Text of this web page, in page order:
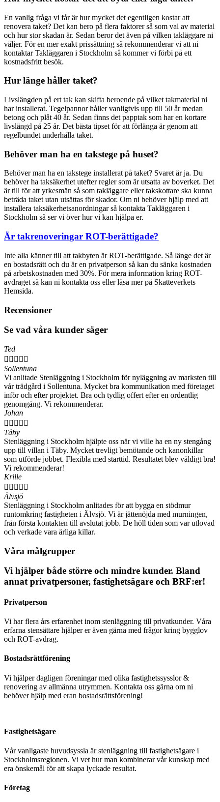
En vanlig fråga vi får är hur mycket det egentligen kostar att
renovera taket? Det kan bero på flera faktorer så som val av material
och hur stor skadan är. Sedan beror det även på vilken takläggare ni
väljer. För en mer exakt prissättning så rekommenderar vi att ni
kontaktar Takläggaren i Stockholm så kommer vi förbi på ett
kostnadsfritt besök.
Hur länge håller taket?
Livslängden på ert tak kan skifta beroende på vilket takmaterial ni
har installerat. Tegelpannor håller vanligtvis upp till 50 år medan
betong och plåt 40 år. Sedan finns det papptak som har en kortare
livslängd på 25 år. Det bästa tipset för att förlänga är genom att
regelbundet underhålla taket.
Behöver man ha en takstege på huset?
Behöver man ha en takstege installerat på taket? Svaret är ja. Du
behöver ha taksäkerhet utefter regler som är utsatta av boverket. Det
är till för att yrkesmän så som takläggare eller takskottare ska kunna
beträda taket utan utsättas för skador. Om ni behöver hjälp med att
installera taksäkerhetsanordningar så kontakta Takläggaren i
Stockholm så ser vi över hur vi kan hjälpa er.
Är takrenoveringar ROT-berättigade?
Inte alla känner till att takbyten är ROT-berättigade. Så länge det är
en bostadsrätt och du är en privatperson så kan du sänka kostnaden
på arbetskostnaden med 30%. För mera information kring ROT-
avdraget så kan ni kontakta oss eller läsa mer på Skatteverkets
Hemsida.
Recensioner
Se vad våra kunder säger
Ted
    
Sollentuna
Vi anlitade Stenläggning i Stockholm för nyläggning av marksten till
vår trädgård i Sollentuna. Mycket bra kommunikation med företaget
inför och efter projektet. Bra och tydlig offert efter en ordentlig
genomgång. Vi rekommenderar.
Johan
    
Täby
Stenläggning i Stockholm hjälpte oss när vi ville ha en ny stengång
upp till villan i Täby. Mycket trevligt bemötande och kanonkillar
som utförde jobbet. Flexibla med starttid. Resultatet blev väldigt bra!
Vi rekommenderar!
Krille
    
Älvsjö
Stenläggning i Stockholm anlitades för att bygga en stödmur
runtomkring fastigheten i Älvsjö. Vi är jättenöjda med murningen,
från första kontakten till avslutat jobb. De höll tiden som var utlovad
och verkade vara ärliga killar.
Våra målgrupper
Vi hjälper både större och mindre kunder. Bland
annat privatpersoner, fastighetsägare och BRF:er!
Privatperson
Vi har flera års erfarenhet inom stenläggning till privatkunder. Våra
erfarna stensättare hjälper er även gärna med frågor kring bygglov
och ROT-avdrag.
Bostadsrättförening
Vi hjälper dagligen föreningar med olika fastighetssysslor &
renovering av allmänna utrymmen. Kontakta oss gärna om ni
behöver hjälp med eran bostadsrättsförening!
Fastighetsägare
Vår vanligaste huvudsyssla är stenläggning till fastighetsägare i
Stockholmsregionen. Vi vet hur man kombinerar vår kunskap med
era önskemål för att skapa lyckade resultat.
Företag